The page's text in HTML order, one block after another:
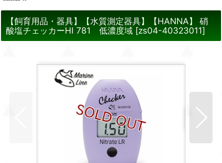
【飼育用品・器具】【水質測定器具】【HANNA】 硝
酸塩チェッカーHI 781 低濃度域 [zs04-40323011]